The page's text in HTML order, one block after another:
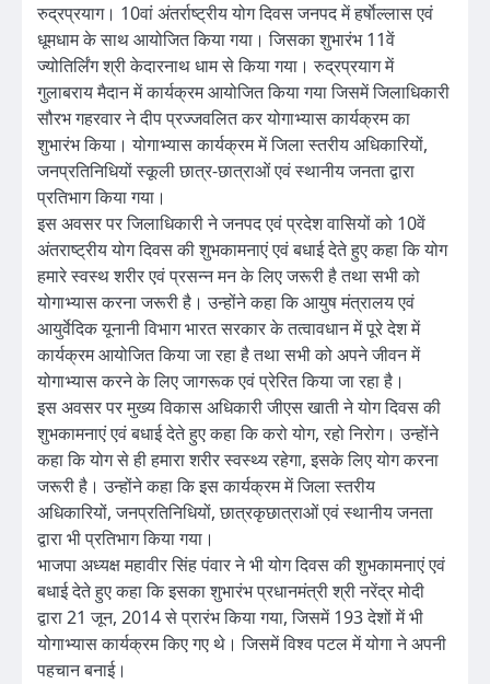
रुद्रप्रयाग। 10वां अंतर्राष्ट्रीय योग दिवस जनपद में हर्षाेल्लास एवं
धूमधाम के साथ आयोजित किया गया। जिसका शुभारंभ 11वें
ज्योतिर्लिंग श्री केदारनाथ धाम से किया गया। रुद्रप्रयाग में
गुलाबराय मैदान में कार्यक्रम आयोजित किया गया जिसमें जिलाधिकारी
सौरभ गहरवार ने दीप प्रज्जवलित कर योगाभ्यास कार्यक्रम का
शुभारंभ किया। योगाभ्यास कार्यक्रम में जिला स्तरीय अधिकारियों,
जनप्रतिनिधियों स्कूली छात्र-छात्राओं एवं स्थानीय जनता द्वारा
प्रतिभाग किया गया।
इस अवसर पर जिलाधिकारी ने जनपद एवं प्रदेश वासियों को 10वें
अंतराष्ट्रीय योग दिवस की शुभकामनाएं एवं बधाई देते हुए कहा कि योग
हमारे स्वस्थ शरीर एवं प्रसन्न मन के लिए जरूरी है तथा सभी को
योगाभ्यास करना जरूरी है। उन्होंने कहा कि आयुष मंत्रालय एवं
आयुर्वेदिक यूनानी विभाग भारत सरकार के तत्वावधान में पूरे देश में
कार्यक्रम आयोजित किया जा रहा है तथा सभी को अपने जीवन में
योगाभ्यास करने के लिए जागरूक एवं प्रेरित किया जा रहा है।
इस अवसर पर मुख्य विकास अधिकारी जीएस खाती ने योग दिवस की
शुभकामनाएं एवं बधाई देते हुए कहा कि करो योग, रहो निरोग। उन्होंने
कहा कि योग से ही हमारा शरीर स्वस्थ्य रहेगा, इसके लिए योग करना
जरूरी है। उन्होंने कहा कि इस कार्यक्रम में जिला स्तरीय
अधिकारियों, जनप्रतिनिधियों, छात्रकृछात्राओं एवं स्थानीय जनता
द्वारा भी प्रतिभाग किया गया।
भाजपा अध्यक्ष महावीर सिंह पंवार ने भी योग दिवस की शुभकामनाएं एवं
बधाई देते हुए कहा कि इसका शुभारंभ प्रधानमंत्री श्री नरेंद्र मोदी
द्वारा 21 जून, 2014 से प्रारंभ किया गया, जिसमें 193 देशों में भी
योगाभ्यास कार्यक्रम किए गए थे। जिसमें विश्व पटल में योगा ने अपनी
पहचान बनाई।